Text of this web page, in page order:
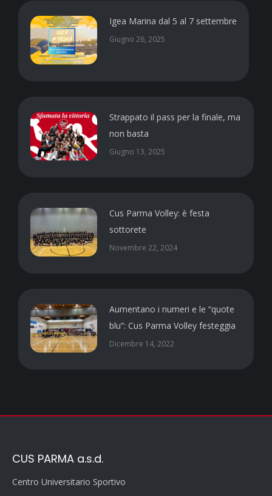
Igea Marina dal 5 al 7 settembre
Giugno 26, 2025
Strappato il pass per la finale, ma
non basta
Giugno 13, 2025
Cus Parma Volley: è festa
sottorete
Novembre 22, 2024
Aumentano i numeri e le “quote
blu”: Cus Parma Volley festeggia
Dicembre 14, 2022
CUS PARMA a.s.d.
Centro Universitario Sportivo